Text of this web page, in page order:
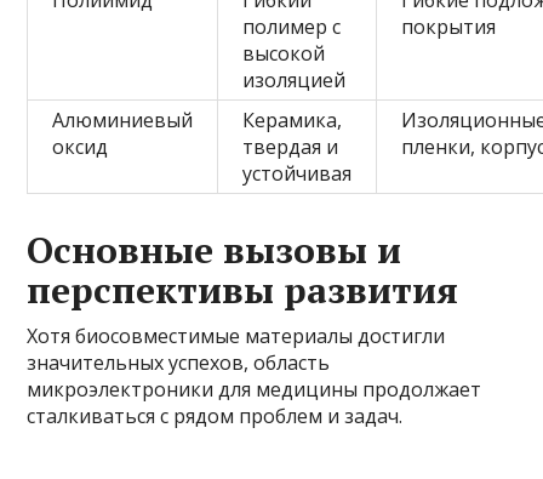
полимер с
высокой
изоляцией
покрытия
Алюминиевый
оксид
Керамика,
твердая и
устойчивая
пленки,
Основные вызовы и
перспективы развития
Хотя биосовместимые материалы достигли
значительных успехов, область
микроэлектроники для медицины продолжает
сталкиваться с рядом проблем и задач.